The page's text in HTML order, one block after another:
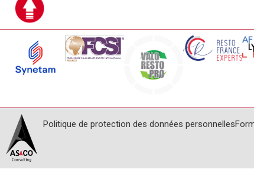
Politique de protection des données personnelles